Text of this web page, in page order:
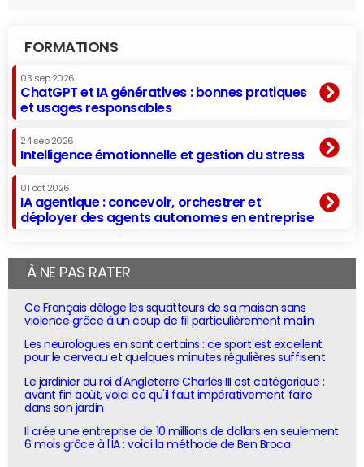
FORMATIONS
03 sep 2026
ChatGPT et IA génératives : bonnes pratiques
et usages responsables
24 sep 2026
Intelligence émotionnelle et gestion du stress
01 oct 2026
IA agentique : concevoir, orchestrer et
déployer des agents autonomes en entreprise
À NE PAS RATER
Ce Français déloge les squatteurs de sa maison sans
violence grâce à un coup de fil particulièrement malin
Les neurologues en sont certains : ce sport est excellent
pour le cerveau et quelques minutes régulières suffisent
Le jardinier du roi d'Angleterre Charles III est catégorique :
avant fin août, voici ce qu'il faut impérativement faire
dans son jardin
Il crée une entreprise de 10 millions de dollars en seulement
6 mois grâce à l'IA : voici la méthode de Ben Broca